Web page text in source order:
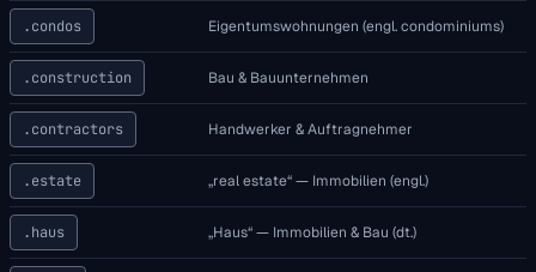
.condos Eigentumswohnungen (engl. condominiums)
.construction Bau & Bauunternehmen
.contractors Handwerker & Auftragnehmer
.estate „real estate“ — Immobilien (engl.)
.haus „Haus“ — Immobilien & Bau (dt.)